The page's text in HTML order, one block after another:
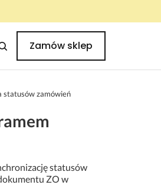
Zamów sklep
statusów zamówień
statusów
ZO w